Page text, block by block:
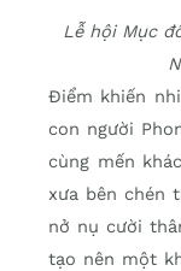
Lễ hội Mục
Điểm khiến
con người
cùng mến
xưa bên chén
nở nụ cười
tạo nên một